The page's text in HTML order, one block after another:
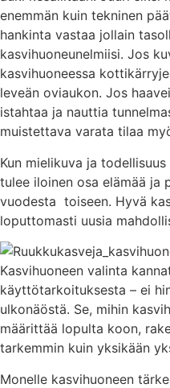
enemmän kuin tekninen
hankinta vastaa jollain
kasvihuoneunelmiisi. Jos
kasvihuoneessa
leveän oviaukon. Jos
istahtaa ja nauttia
muistettava varata tilaa
Kun mielikuva ja
tulee iloinen osa elämää ja
vuodesta toiseen. Hyvä
loputtomasti uusia
Kasvihuoneen valinta
käyttötarkoituksesta – ei
ulkonäöstä. Se, mihin
määrittää lopulta koon,
tarkemmin kuin yksikään
Monelle kasvihuoneen